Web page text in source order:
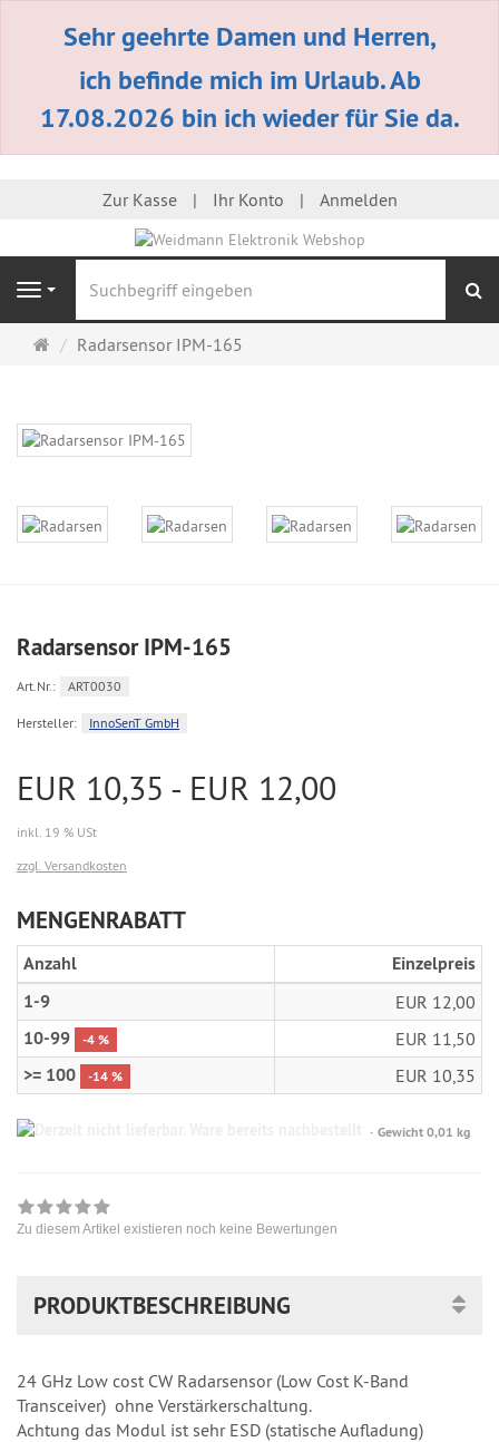
Sehr geehrte Damen und Herren,
ich befinde mich im Urlaub. Ab
17.08.2026 bin ich wieder für Sie da.
Zur Kasse Ihr Konto Anmelden
Navigation
Startseite
Radarsensor IPM-165
Radarsensor IPM-165
Art.Nr.: ART0030
Hersteller: InnoSenT GmbH
EUR 10,35 - EUR 12,00
inkl. 19 % USt
zzgl. Versandkosten
MENGENRABATT
Anzahl
Einzelpreis
1-9
EUR 12,00
10-99 -4 % EUR 11,50
>= 100 -14 % EUR 10,35
Gewicht 0,01 kg
Zu diesem Artikel existieren noch keine Bewertungen
PRODUKTBESCHREIBUNG
24 GHz Low cost CW Radarsensor (Low Cost K-Band
Transceiver) ohne Verstärkerschaltung.
Achtung das Modul ist sehr ESD (statische Aufladung)